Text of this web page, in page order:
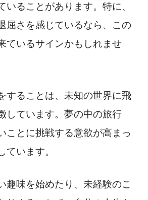
いることがあります。特に、
屈さを感じているなら、この
ているサインかもしれませ
することは、未知の世界に飛
しています。夢の中の旅行
ことに挑戦する意欲が高まっ
ています。
趣味を始めたり、未経験のこ